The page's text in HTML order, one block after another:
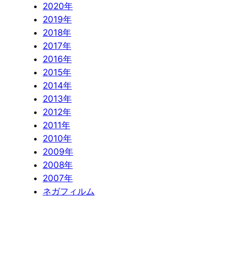
2020年
2019年
2018年
2017年
2016年
2015年
2014年
2013年
2012年
2011年
2010年
2009年
2008年
2007年
ネガフィルム